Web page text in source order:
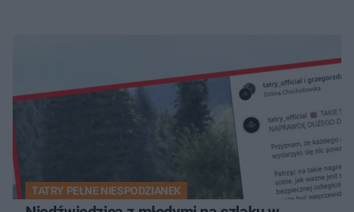
TATRY PEŁNE NIESPODZIANEK